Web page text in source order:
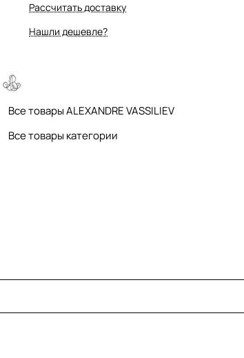
Рассчитать доставку
Нашли дешевле?
Все товары ALEXANDRE VASSILIEV
Все товары категории